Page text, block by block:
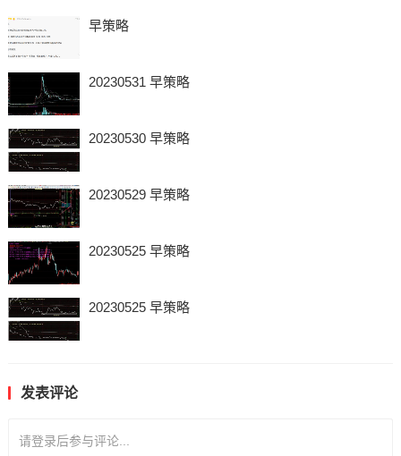
早策略
20230531 早策略
20230530 早策略
20230529 早策略
20230525 早策略
20230525 早策略
发表评论
请登录后参与评论...